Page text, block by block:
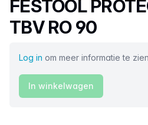
Productnaam
FESTOOL
TBV RO 90
Log in om meer informatie te
In winkelwagen